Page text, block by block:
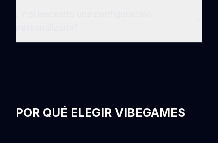
POR QUÉ ELEGIR VIBEGAMES